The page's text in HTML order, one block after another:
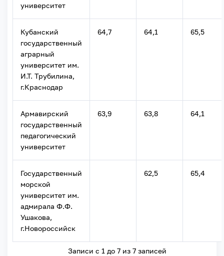
университет
Кубанский
государственный
аграрный
университет им.
И.Т. Трубилина,
г.Краснодар
64,7 64,1 65,5
Армавирский
государственный
педагогический
университет
63,9 63,8 64,1
Государственный
морской
университет им.
адмирала Ф.Ф.
Ушакова,
г.Новороссийск
62,5 65,4
Записи с 1 до 7 из 7 записей